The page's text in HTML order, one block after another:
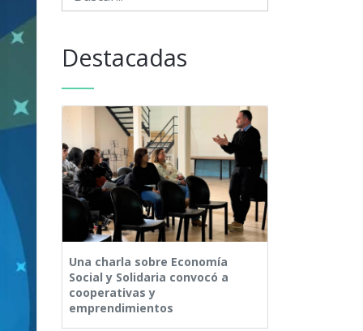
Destacadas
Una charla sobre Economía
Social y Solidaria convocó a
cooperativas y
emprendimientos